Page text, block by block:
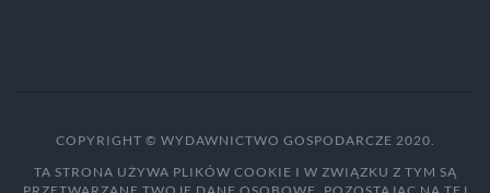
COPYRIGHT © WYDAWNICTWO GOSPODARCZE 2020.
TA STRONA UŻYWA PLIKÓW COOKIE I W ZWIĄZKU Z TYM SĄ